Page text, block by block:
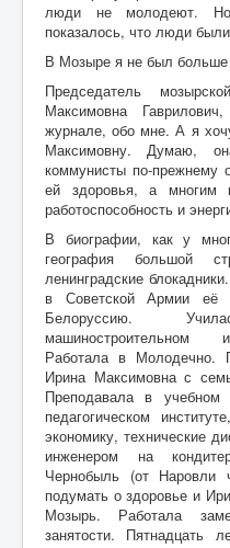
люди не молодеют. Но
показалось, что люди
В Мозыре я не был больше
Председатель
Максимовна
журнале, обо мне. А я
Максимовну. Думаю,
коммунисты по-прежнему
ей здоровья, а
работоспособность и
В биографии, как у
география большой
ленинградские
в Советской Армии её
Белоруссию.
машиностроительном
Работала в
Ирина Максимовна с
Преподавала в учебном
педагогическом
экономику, технические
инженером на
Чернобыль (от Наровли
подумать о здоровье и
Мозырь. Работала
занятости. Пятнадцать